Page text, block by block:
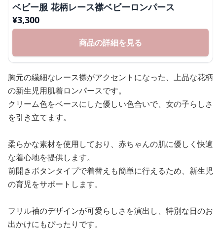
ベビー服 花柄レース襟ベビーロンパース
¥3,300
商品の詳細を見る
胸元の繊細なレース襟がアクセントになった、上品な花柄
の新生児用肌着ロンパースです。
クリーム色をベースにした優しい色合いで、女の子らしさ
を引き立てます。
柔らかな素材を使用しており、赤ちゃんの肌に優しく快適
な着心地を提供します。
前開きボタンタイプで着替えも簡単に行えるため、新生児
の育児をサポートします。
フリル袖のデザインが可愛らしさを演出し、特別な日のお
出かけにもぴったりです。